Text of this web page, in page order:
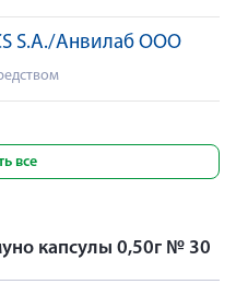
S.A./Анвилаб ООО
все
капсулы 0,50г № 30